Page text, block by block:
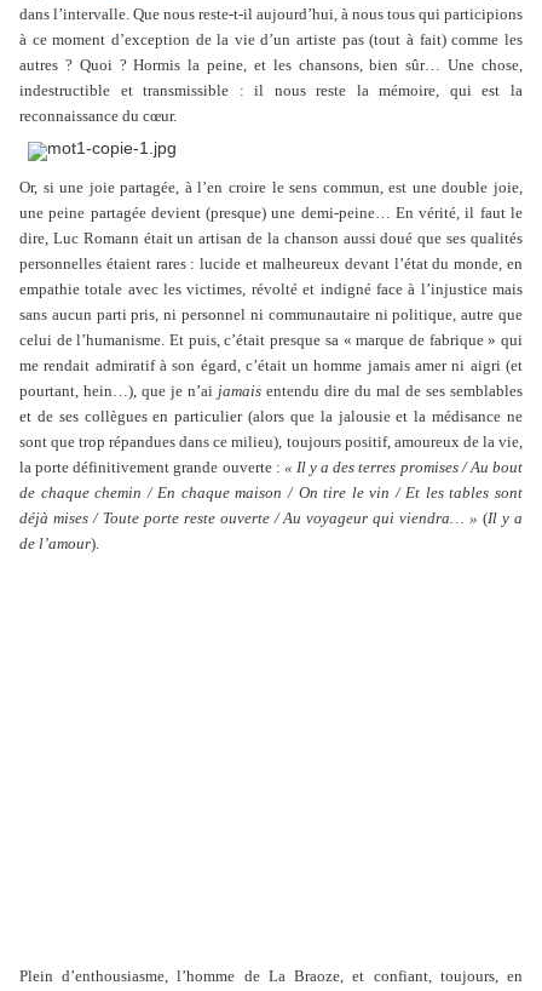
dans l’intervalle. Que nous reste-t-il aujourd’hui, à nous tous qui participions
à ce moment d’exception de la vie d’un artiste pas (tout à fait) comme les
autres ? Quoi ? Hormis la peine, et les chansons, bien sûr… Une chose,
indestructible et transmissible : il nous reste la mémoire, qui est la
reconnaissance du cœur.
Or, si une joie partagée, à l’en croire le sens commun, est une double joie,
une peine partagée devient (presque) une demi-peine… En vérité, il faut le
dire, Luc Romann était un artisan de la chanson aussi doué que ses qualités
personnelles étaient rares : lucide et malheureux devant l’état du monde, en
empathie totale avec les victimes, révolté et indigné face à l’injustice mais
sans aucun parti pris, ni personnel ni communautaire ni politique, autre que
celui de l’humanisme. Et puis, c’était presque sa « marque de fabrique » qui
me rendait admiratif à son égard, c’était un homme jamais amer ni aigri (et
pourtant, hein…), que je n’ai jamais entendu dire du mal de ses semblables
et de ses collègues en particulier (alors que la jalousie et la médisance ne
sont que trop répandues dans ce milieu), toujours positif, amoureux de la vie,
la porte définitivement grande ouverte : « Il y a des terres promises / Au bout
de chaque chemin / En chaque maison / On tire le vin / Et les tables sont
déjà mises / Toute porte reste ouverte / Au voyageur qui viendra… » (Il y a
de l’amour).
Plein d’enthousiasme, l’homme de La Braoze, et confiant, toujours, en